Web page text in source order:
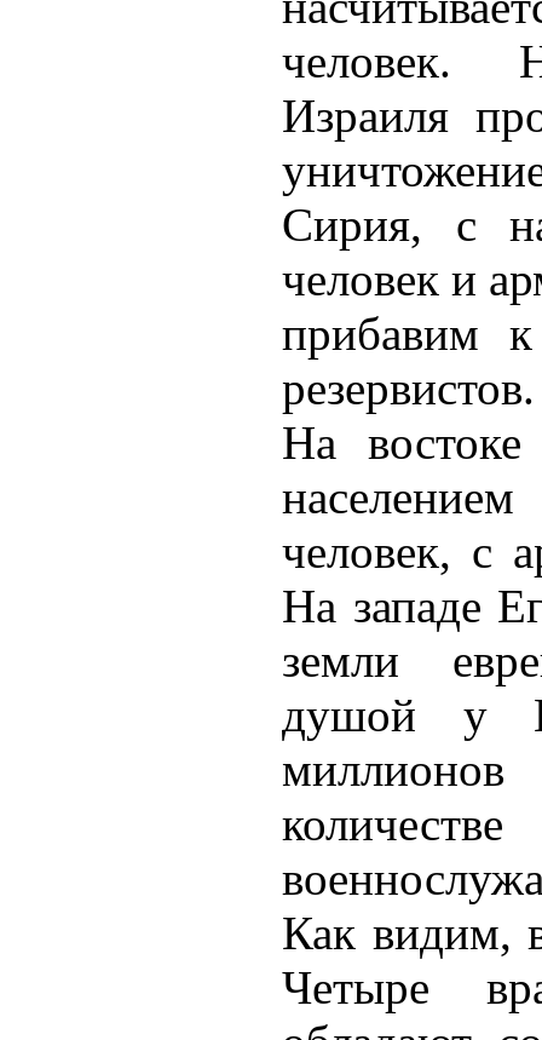
человек.
Израиля
Сирия, с
человек и
прибавим
резервистов.
На
человек, с
На западе
земли
душой у
Как видим,
Четыре